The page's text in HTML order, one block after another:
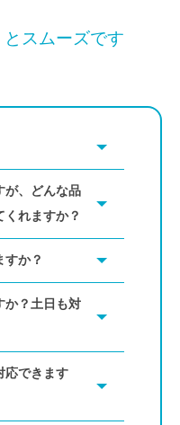
スムーズです
が、どんな品
くれますか？
すか？
か？土日も対
応できます